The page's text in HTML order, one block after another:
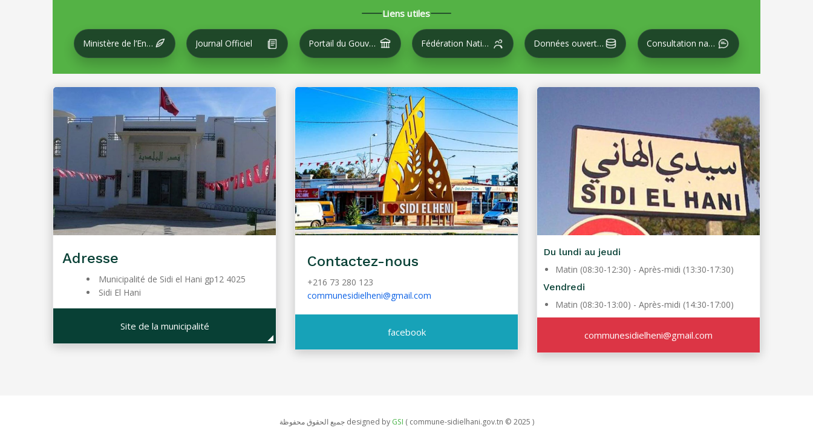
Liens utiles
Ministère de l’Environnement et du Développement local Journal Officiel Portail du Gouvernement Fédération Nationale des Villes Données ouvertes Consultation nationale
Adresse
Municipalité de Sidi el Hani gp12 4025
Sidi El Hani
Site de la municipalité
Contactez-nous
+216 73 280 123
communesidielheni@gmail.com
facebook
Du lundi au jeudi
Matin (08:30-12:30) - Après-midi (13:30-17:30)
Vendredi
Matin (08:30-13:00) - Après-midi (14:30-17:00)
communesidielheni@gmail.com
جميع الحقوق محفوظة designed by GSI ( commune-sidielhani.gov.tn © 2025 )